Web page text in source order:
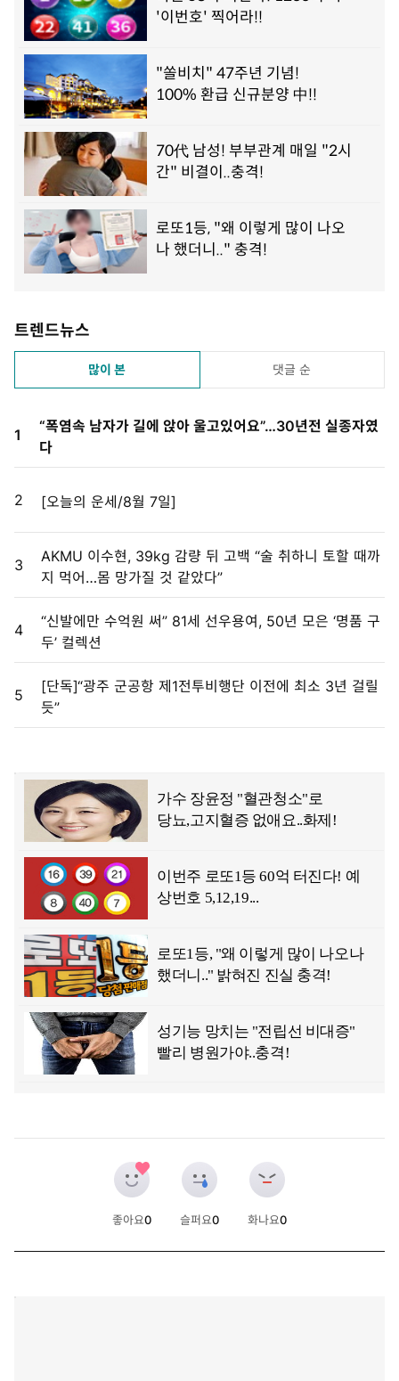
트렌드뉴스
많이 본 댓글 순
1
“폭염속 남자가 길에 앉아 울고있어요”…30년전 실종자였
다
2 [오늘의 운세/8월 7일]
3
AKMU 이수현, 39kg 감량 뒤 고백 “술 취하니 토할 때까
지 먹어…몸 망가질 것 같았다”
4
“신발에만 수억원 써” 81세 선우용여, 50년 모은 ‘명품 구
두’ 컬렉션
5
[단독]“광주 군공항 제1전투비행단 이전에 최소 3년 걸릴
듯”
좋아요0
슬퍼요0
화나요0